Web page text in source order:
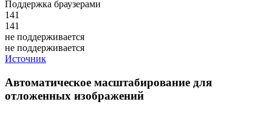
Поддержка браузерами
141
141
не поддерживается
не поддерживается
Источник
Автоматическое масштабирование для
отложенных изображений